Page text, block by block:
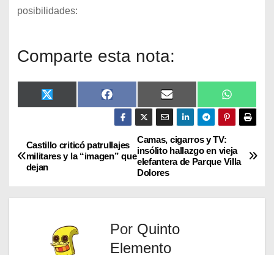
posibilidades:
Comparte esta nota:
X
(
t
t
F
a
e
o
o
E
m
i
l
W
h
t
A
p
p
Camas, cigarros y TV:
insólito hallazgo en vieja
elefantera de Parque Villa
Dolores
Castillo criticó patrullajes
militares y la “imagen” que
dejan
Por Quinto
Elemento